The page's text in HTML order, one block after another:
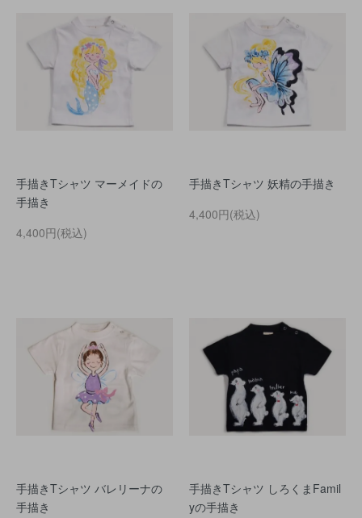
手描きTシャツ マーメイドの
手描き
4,400円(税込)
手描きTシャツ 妖精の手描き
4,400円(税込)
手描きTシャツ バレリーナの
手描き
手描きTシャツ しろくまFamil
yの手描き